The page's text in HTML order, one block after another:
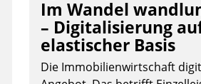
Im Wandel
– Digitalisierung
elastischer Basis
Die Immobilienwirtschaft